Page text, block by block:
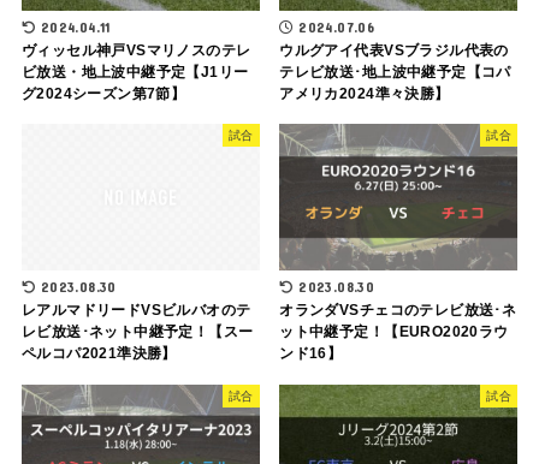
2024.04.11
ヴィッセル神戸VSマリノスのテレ
ビ放送・地上波中継予定【J1リー
グ2024シーズン第7節】
2024.07.06
ウルグアイ代表VSブラジル代表の
テレビ放送･地上波中継予定【コパ
アメリカ2024準々決勝】
試合
2023.08.30
レアルマドリードVSビルバオのテ
レビ放送･ネット中継予定！【スー
ペルコパ2021準決勝】
試合
2023.08.30
オランダVSチェコのテレビ放送･ネ
ット中継予定！【EURO2020ラウ
ンド16】
試合 試合